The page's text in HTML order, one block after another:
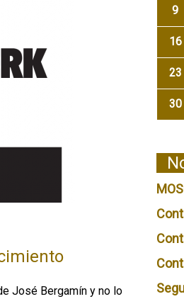
José Bergamín y no lo
9
16
23
30